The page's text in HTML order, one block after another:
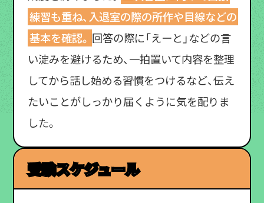
練習も重ね、入退室の際の所作や目線などの
基本を確認。 回答の際に「えーと」などの言
い淀みを避けるため、一拍置いて内容を整理
してから話し始める習慣をつけるなど、伝え
たいことがしっかり届くように気を配りま
した。
受験スケジュール